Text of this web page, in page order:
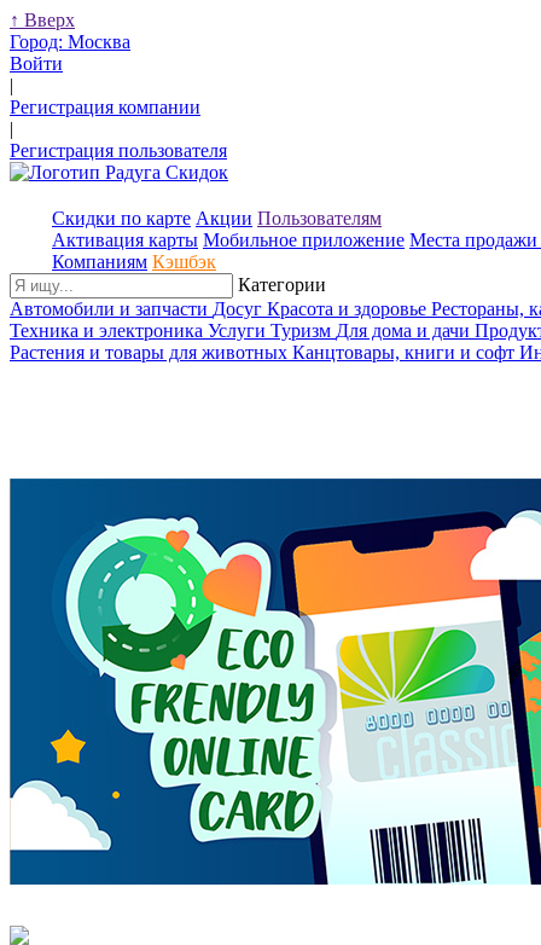
↑ Вверх
Город: Москва
Войти
|
Регистрация компании
|
Регистрация пользователя
Скидки по карте Акции Пользователям
Активация карты Мобильное приложение Места продажи
Компаниям Кэшбэк
Категории
Автомобили и запчасти Досуг Красота и здоровье Рестораны,
Техника и электроника Услуги Туризм Для дома и дачи
Растения и товары для животных Канцтовары, книги и софт